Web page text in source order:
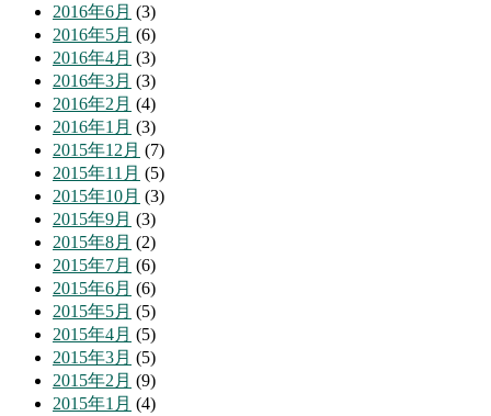
2016年6月 (3)
2016年5月 (6)
2016年4月 (3)
2016年3月 (3)
2016年2月 (4)
2016年1月 (3)
2015年12月 (7)
2015年11月 (5)
2015年10月 (3)
2015年9月 (3)
2015年8月 (2)
2015年7月 (6)
2015年6月 (6)
2015年5月 (5)
2015年4月 (5)
2015年3月 (5)
2015年2月 (9)
2015年1月 (4)